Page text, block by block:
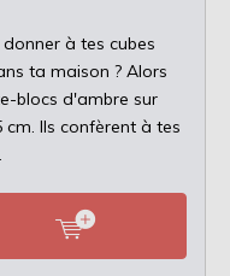
à tes cubes
ta maison ? Alors
blocs d'ambre sur
cm. Ils confèrent à tes